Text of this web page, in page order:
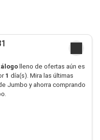
lleno de ofertas aún es
1 día(s). Mira las últimas
Jumbo y ahorra comprando